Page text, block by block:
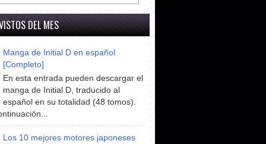
DEL MES
Manga de Initial D en español
[Completo]
En esta entrada pueden descargar el
manga de Initial D, traducido al
español en su totalidad (48 tomos).
Los 10 mejores motores japoneses